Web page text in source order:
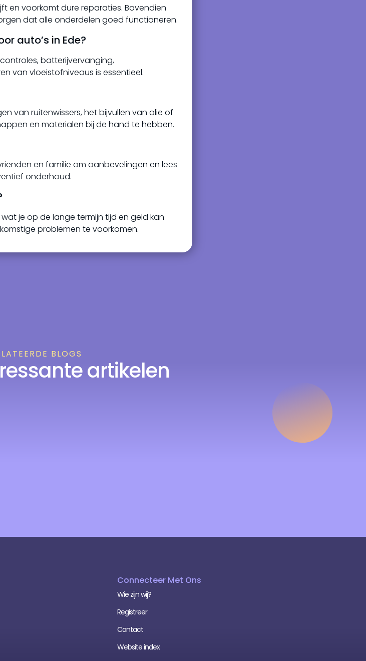
en voorkomt dure reparaties. Bovendien
dat alle onderdelen goed functioneren.
auto’s in Ede?
batterijvervanging,
van vloeistofniveaus is essentieel.
van ruitenwissers, het bijvullen van olie of
en materialen bij de hand te hebben.
en familie om aanbevelingen en lees
onderhoud.
je op de lange termijn tijd en geld kan
problemen te voorkomen.
BLOGS
artikelen
Connecteer Met Ons
Wie zijn wij?
Registreer
Contact
Website index